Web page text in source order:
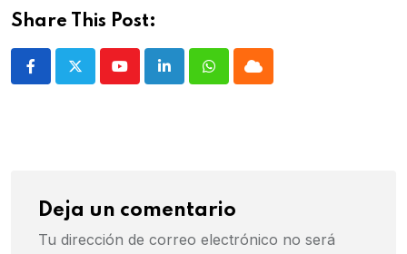
Share This Post:
YoutubeLinkedInWhatsapp
Cloud
Deja un comentario
Tu dirección de correo electrónico no será